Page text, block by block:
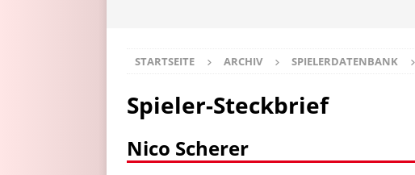
STARTSEITE ARCHIV SPIELERDATENBANK
Spieler-Steckbrief
Nico Scherer